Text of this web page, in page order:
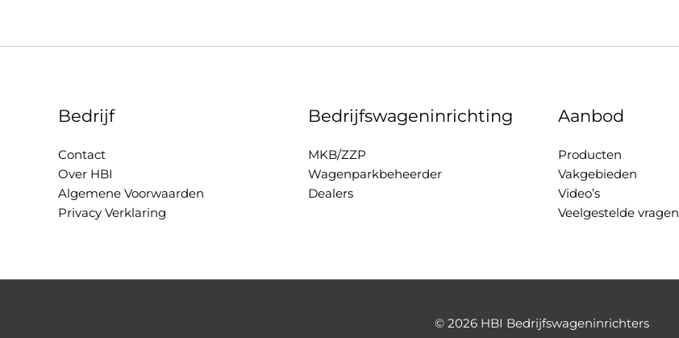
Bedrijf
Contact
Over HBI
Algemene Voorwaarden
Privacy Verklaring
Bedrijfswageninrichting
MKB/ZZP
Wagenparkbeheerder
Dealers
Aanbod
Producten
Vakgebieden
Video’s
Veelgestelde vragen
© 2026 HBI Bedrijfswageninrichters